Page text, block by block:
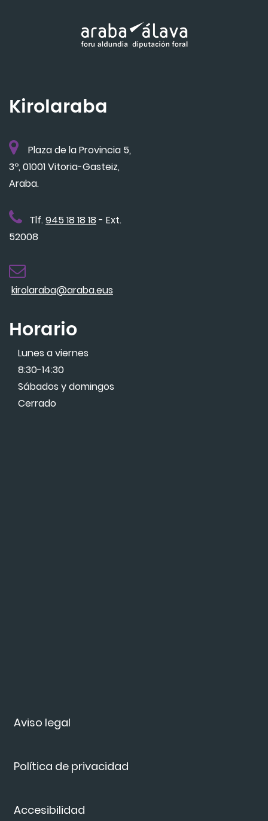
Aviso legal
Política de privacidad
Accesibilidad
Kirolaraba
Plaza de la Provincia 5,
3º, 01001 Vitoria-Gasteiz,
Araba.
Tlf.945 18 18 18 - Ext.
52008
kirolaraba@araba.eus
Horario
Lunes a viernes
8:30-14:30
Sábados y domingos
Cerrado